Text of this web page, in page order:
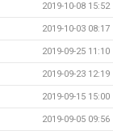
2019-10-08 15:52
2019-10-03 08:17
2019-09-25 11:10
2019-09-23 12:19
2019-09-15 15:00
2019-09-05 09:56